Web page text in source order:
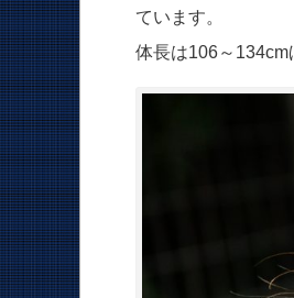
ています。
体長は106～134cm